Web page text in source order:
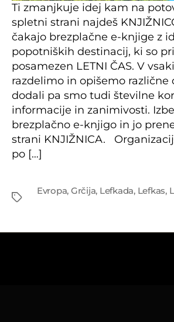
Ti zmanjkuje idej kam na
spletni strani najdeš
čakajo brezplačne e-knjige z
popotniških destinacij, ki so
posamezen LETNI ČAS. V
razdelimo in opišemo različne
dodali pa smo tudi številne
informacije in zanimivosti.
brezplačno e-knjigo in jo
strani KNJIŽNICA.
po […]
Evropa, Grčija, Lefkada, Lefkas,